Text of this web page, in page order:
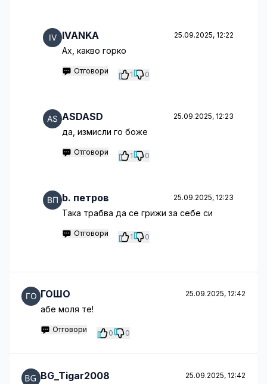
IVANKA 25.09.2025, 12:22
Ах, какво горко
Отговори 1 0
ASDASD 25.09.2025, 12:23
да, измисли го боже
Отговори 1 0
b. петров 25.09.2025, 12:23
Така трабва да се грижи за себе си
Отговори 1 0
ГОШО 25.09.2025, 12:42
абе моля те!
Отговори 0 0
BG_Tigar2008 25.09.2025, 12:42